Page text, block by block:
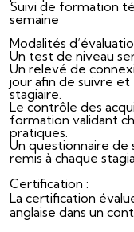
Suivi de formation
semaine
Modalités
Un test de niveau
Un relevé de
jour afin de suivre et
stagiaire.
Le contrôle des
formation validant
pratiques.
Un questionnaire de
remis à chaque
Certification :
La certification
anglaise dans un